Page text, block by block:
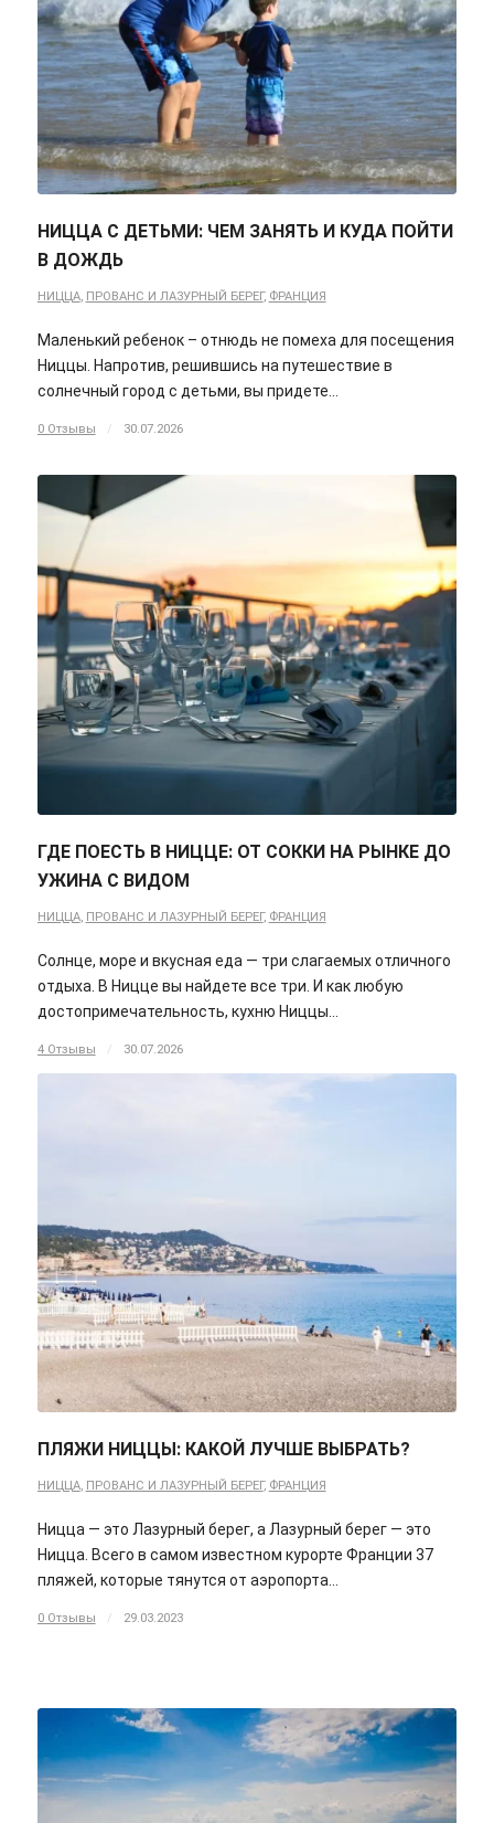
НИЦЦА С ДЕТЬМИ: ЧЕМ ЗАНЯТЬ И КУДА ПОЙТИ
В ДОЖДЬ
НИЦЦА, ПРОВАНС И ЛАЗУРНЫЙ БЕРЕГ, ФРАНЦИЯ
Маленький ребенок – отнюдь не помеха для посещения
Ниццы. Напротив, решившись на путешествие в
солнечный город с детьми, вы придете…
0 Отзывы / 30.07.2026
ГДЕ ПОЕСТЬ В НИЦЦЕ: ОТ СОККИ НА РЫНКЕ ДО
УЖИНА С ВИДОМ
НИЦЦА, ПРОВАНС И ЛАЗУРНЫЙ БЕРЕГ, ФРАНЦИЯ
Солнце, море и вкусная еда — три слагаемых отличного
отдыха. В Ницце вы найдете все три. И как любую
достопримечательность, кухню Ниццы…
4 Отзывы / 30.07.2026
ПЛЯЖИ НИЦЦЫ: КАКОЙ ЛУЧШЕ ВЫБРАТЬ?
НИЦЦА, ПРОВАНС И ЛАЗУРНЫЙ БЕРЕГ, ФРАНЦИЯ
Ницца — это Лазурный берег, а Лазурный берег — это
Ницца. Всего в самом известном курорте Франции 37
пляжей, которые тянутся от аэропорта…
0 Отзывы / 29.03.2023